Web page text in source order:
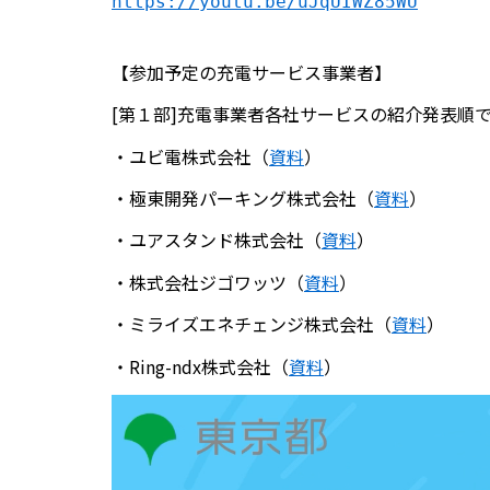
【参加予定の充電サービス事業者】
[第１部]充電事業者各社サービスの紹介発表順
・ユビ電株式会社（資料）
・極東開発パーキング株式会社（資料）
・ユアスタンド株式会社（資料）
・株式会社ジゴワッツ（資料）
・ミライズエネチェンジ株式会社（資料）
・Ring-ndx株式会社（資料）